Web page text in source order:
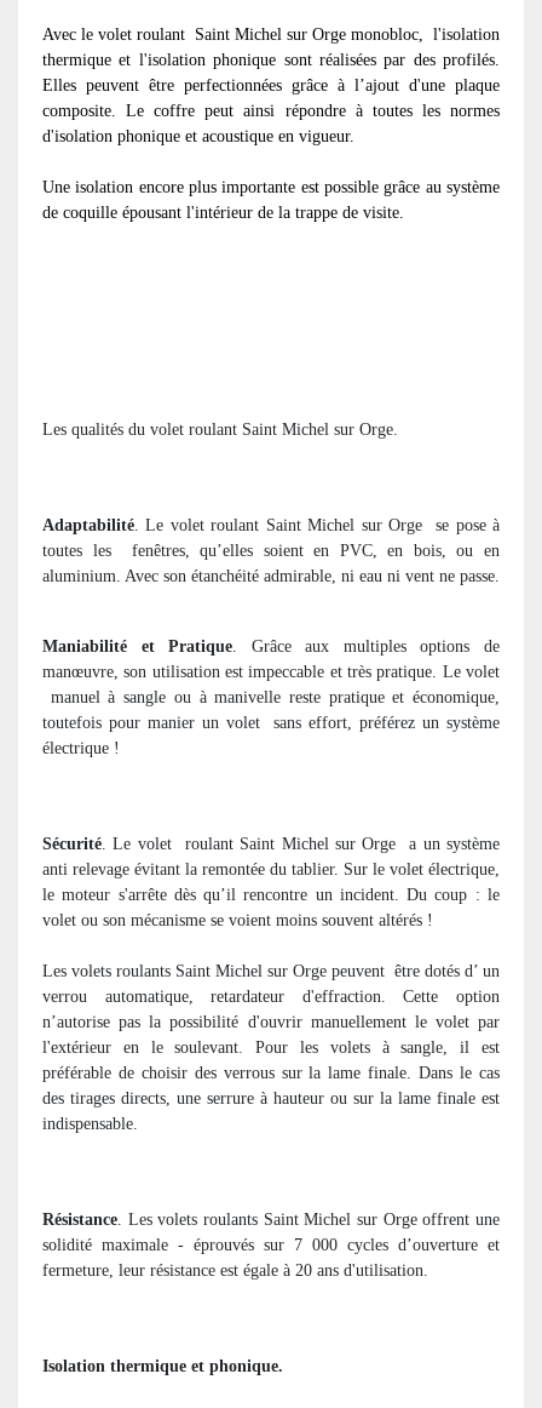
Avec le volet roulant Saint Michel sur Orge monobloc, l'isolation
thermique et l'isolation phonique sont réalisées par des profilés.
Elles peuvent être perfectionnées grâce à l’ajout d'une plaque
composite. Le coffre peut ainsi répondre à toutes les normes
d'isolation phonique et acoustique en vigueur.
Une isolation encore plus importante est possible grâce au système
de coquille épousant l'intérieur de la trappe de visite.
Les qualités du volet roulant Saint Michel sur Orge.
Adaptabilité . Le volet roulant Saint Michel sur Orge
se pose à
toutes les
fenêtres, qu’elles soient en PVC, en bois, ou en
aluminium. Avec son étanchéité admirable, ni eau ni vent ne passe.
Maniabilité et Pratique . Grâce aux multiples options de
manœuvre, son utilisation est impeccable et très pratique. Le volet
manuel à sangle ou à manivelle reste pratique et économique,
toutefois pour manier un volet
sans effort, préférez un système
électrique !
Sécurité . Le volet roulant Saint Michel sur Orge
a un système
anti relevage évitant la remontée du tablier. Sur le volet électrique,
le moteur s'arrête dès qu’il rencontre un incident. Du coup : le
volet ou son mécanisme se voient moins souvent altérés !
Les volets roulants Saint Michel sur Orge peuvent être dotés d’ un
verrou automatique, retardateur d'effraction. Cette option
n’autorise pas la possibilité d'ouvrir manuellement le volet par
l'extérieur en le soulevant. Pour les volets à sangle, il est
préférable de choisir des verrous sur la lame finale. Dans le cas
des tirages directs, une serrure à hauteur ou sur la lame finale est
indispensable.
Résistance . Les volets roulants Saint Michel sur Orge offrent une
solidité maximale - éprouvés sur 7 000 cycles d’ouverture et
fermeture, leur résistance est égale à 20 ans d'utilisation.
Isolation thermique et phonique.